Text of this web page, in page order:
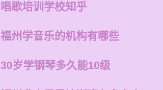
唱歌培训学校知乎
福州学音乐的机构有哪些
30岁学钢琴多久能10级